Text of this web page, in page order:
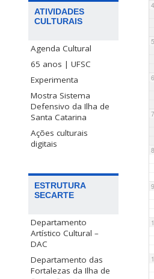
ATIVIDADES
CULTURAIS
Agenda Cultural
65 anos | UFSC
Experimenta
Mostra Sistema
Defensivo da Ilha de
Santa Catarina
Ações culturais
digitais
ESTRUTURA
SECARTE
Departamento
Artístico Cultural –
DAC
Departamento das
Fortalezas da Ilha de